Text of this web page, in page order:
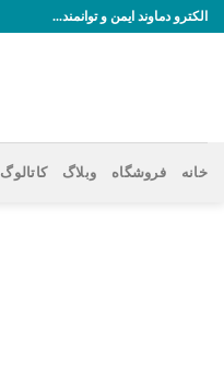
پرشالکترو دماوند ایمن و توانمند...
خانه فروشگاه وبلاگ کاتالوگ